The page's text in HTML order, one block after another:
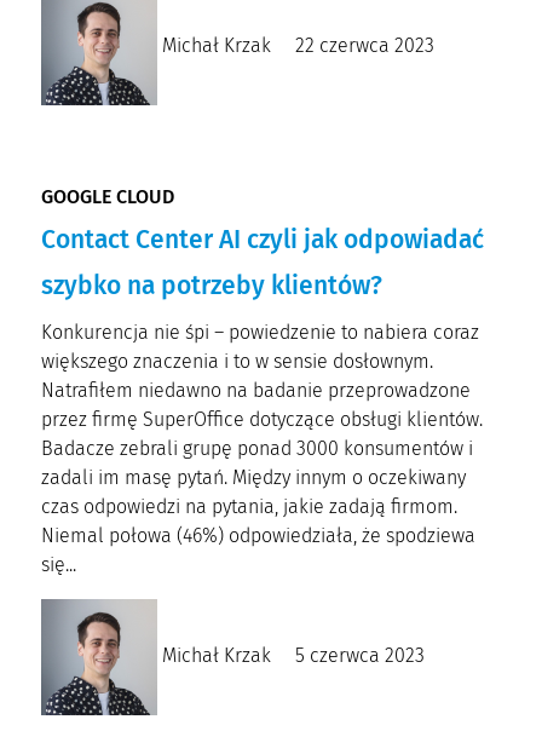
Michał Krzak 22 czerwca 2023
GOOGLE CLOUD
Contact Center AI czyli jak odpowiadać
szybko na potrzeby klientów?
Konkurencja nie śpi – powiedzenie to nabiera coraz
większego znaczenia i to w sensie dosłownym.
Natrafiłem niedawno na badanie przeprowadzone
przez firmę SuperOffice dotyczące obsługi klientów.
Badacze zebrali grupę ponad 3000 konsumentów i
zadali im masę pytań. Między innym o oczekiwany
czas odpowiedzi na pytania, jakie zadają firmom.
Niemal połowa (46%) odpowiedziała, że spodziewa
się...
Michał Krzak 5 czerwca 2023